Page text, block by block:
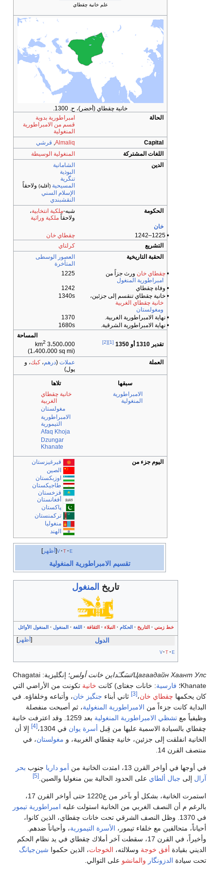
علم خانية چقطاي
خانية چقطاي (أخضر)، ح. 1300.
الحالة
امبراطورية بدوية
قسم من الامبراطورية
المنغولية
Capital
Almaliq
, قرشي
اللغات المشتركة
المنغولية الوسيطة
الدين
الشامانية
البوذية
تنگرية
المسيحية (أقلية) ولاحقاً
الإسلام السني
النقشبندي
الحكومة
شبه-ملكية انتخابية،
ولاحقاًملكية وراثية
خان
• 1225–1242
چقطاي خان
التشريع
كرلتاي
الحقبة التاريخية
العصور الوسطى
المتأخرة
•چقطاي خان ورث جزاً من
امبراطورية المنغول
1225
• وفاة چقطاي
1242
• خانية چقطاي تنقسم إلى جزئين،
خانية چقطاي الغربية
ومغولستان
1340s
• نهاية الامبراطورية الغربية.
1370
• نهاية الامبراطورية الشرقية.
1680s
المساحة
تقدير 1310 أو 1350
[1]
[2] 3،500،000 km 2
(1،400،000 sq mi)
العملة
عملات (درهم،كبك، و
پول)
سبقها
تلاها
الامبراطورية
المنغولية
خانية چقطاي
الغربية
مغولستان
الامبراطورية
التيمورية
Afaq Khoja
Dzungar
Khanate
اليوم جزء من
قيرغيزستان
الصين
اوزبكستان
طاجيكستان
قزخستان
أفغانستان
پاكستان
تركمنستان
منغوليا
الهند
أظهر v t e
تقسيم الامبراطورية المنغولية
تاريخ المنغول
خط زمني التاريخ الحكام النبلاء الثقافة اللغة المنغول المنغول الأوائل
أظهر الدول
v t e
Цагаадайн Хаант Улс/تسَگـَداين خانت أولس ؛ إنگليزية: Chagatai
Khanate؛ فارسية: خانات جغتای) كانت خانية تكونت من الأراضي التي
كان يحكمها چقطاي خان،[3] ثاني أبناء جنگيز خان، وأتباعه وخلفاؤه. في
البداية كانت جزءاً من الامبراطورية المنغولية، ثم أصبحت منفصلة
وظيفياً مع تشظي الامبراطورية المنغولية
بعد 1259. وقد اعترفت خانية
چقطاي بالسيادة الاسمية عليها من قِبل أسرة يوان في 1304، [4]
إلا أن
الخانية انفلقت إلى جزئين، خانية چقطاي الغربية، و مغولستان، في
منتصف القرن 14.
في أوجها في أواخر القرن 13، امتدت الخانية من أمو داريا جنوب بحر
آرال إلى جبال ألطاي على الحدود الحالية بين منغوليا والصين. [5]
استمرت الخانية، بشكل أو بآخر من ع1220 حتى أواخر القرن 17،
بالرغم م أن النصف الغربي من الخانية استولت عليه امبراطورية تيمور
في 1370. وظل النصف الشرقي تحت خانات چقطاي، الذين كانوا،
أحياناً، متحالفين مع خلفاء تيمور، الأسرة التيمورية، وأحياناً ضدهم.
وأخيراً، في القرن 17، سقطت آخر أملاك چقطاي في يد نظام الحكم
الديني بقيادة أفق خوجة وسلالته، الخوجات، الذين حكموا شين‌جيانگ
تحت سيادة الدزونگار والمانشو على التوالي.